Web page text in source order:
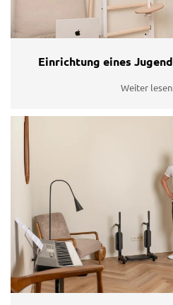
Einrichtung eines
Weiter lesen